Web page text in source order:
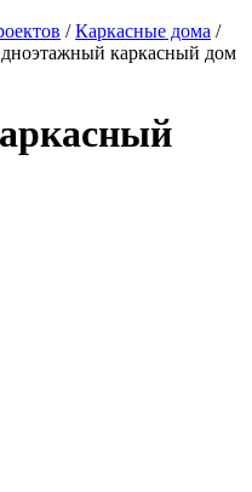
/Каркасные дома /
каркасный дом